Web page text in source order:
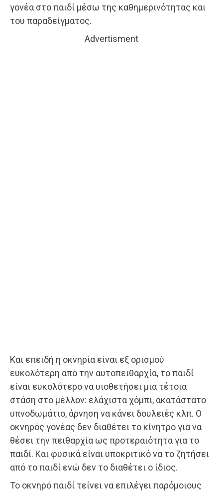
γονέα στο παιδί μέσω της καθημερινότητας και
του παραδείγματος.
Advertisment
Και επειδή η οκνηρία είναι εξ ορισμού
ευκολότερη από την αυτοπειθαρχία, το παιδί
είναι ευκολότερο να υιοθετήσει μια τέτοια
στάση στο μέλλον: ελάχιστα χόμπι, ακατάστατο
υπνοδωμάτιο, άρνηση να κάνει δουλειές κλπ. Ο
οκνηρός γονέας δεν διαθέτει το κίνητρο για να
θέσει την πειθαρχία ως προτεραιότητα για το
παιδί. Και φυσικά είναι υποκριτικό να το ζητήσει
από το παιδί ενώ δεν το διαθέτει ο ίδιος.
Το οκνηρό παιδί τείνει να επιλέγει παρόμοιους